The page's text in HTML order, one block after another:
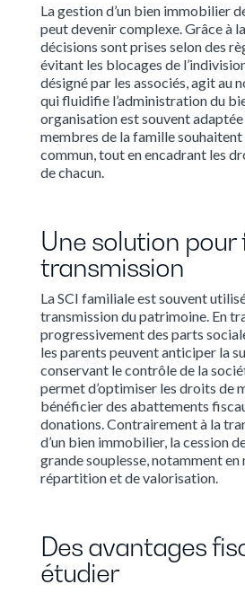
La gestion d’un bien immobilier
peut devenir complexe. Grâce à
décisions sont prises selon des
évitant les blocages de
désigné par les associés, agit au
qui fluidifie l’administration du
organisation est souvent
membres de la famille
commun, tout en encadrant les
de chacun.
Une solution pour
transmission
La SCI familiale est souvent
transmission du patrimoine. En
progressivement des parts
les parents peuvent anticiper la
conservant le contrôle de la
permet d’optimiser les droits de
bénéficier des abattements
donations. Contrairement à la
d’un bien immobilier, la cession
grande souplesse, notamment en
répartition et de valorisation.
Des avantages
étudier